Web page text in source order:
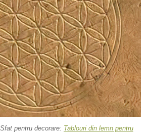
pentru decorare: Tablouri din lemn pentru